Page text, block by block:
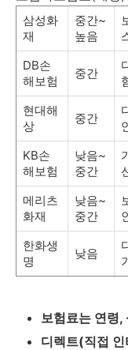
삼성화
재
중간~
높음
DB손
해보험
중간
현대해
상
중간
KB손
해보험
낮음~
중간
메리츠
화재
낮음~
중간
한화생
명
낮음
보험료는 연령,
디렉트(직접